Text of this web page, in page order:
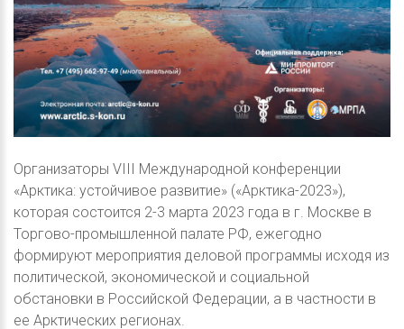
Организаторы VIII Международной конференции
«Арктика: устойчивое развитие» («Арктика-2023»),
которая состоится 2-3 марта 2023 года в г. Москве в
Торгово-промышленной палате РФ, ежегодно
формируют мероприятия деловой программы исходя из
политической, экономической и социальной
обстановки в Российской Федерации, а в частности в
ее Арктических регионах.